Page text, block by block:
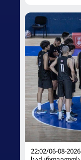
22:02/06-08-2026